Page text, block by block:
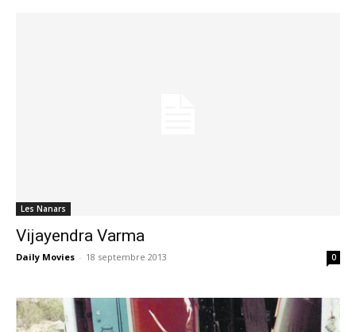
Les Nanars
Vijayendra Varma
Daily Movies - 18 septembre 2013 0